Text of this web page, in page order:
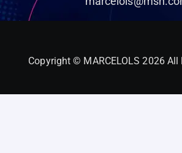
Copyright © MARCELOLS 2026 All